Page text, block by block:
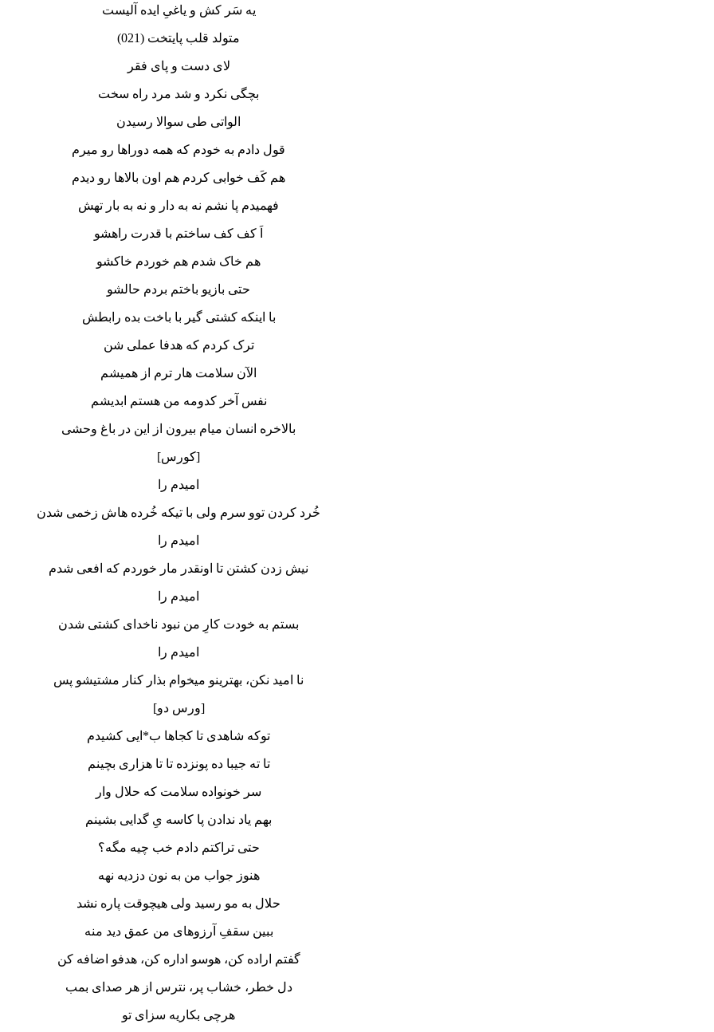
یه سَر کش و یاغیِ ایده آلیست
متولد قلب پایتخت (021)
لای دست و پای فقر
بچگی نکرد و شد مرد راه سخت
الواتی طی سوالا رسیدن
قول دادم به خودم که همه دوراها رو میرم
هم کَف خوابی کردم هم اون بالاها رو دیدم
فهمیدم پا نشم نه به دار و نه به بار تهش
اَ کف کف ساختم با قدرت راهشو
هم خاک شدم هم خوردم‌ خاکشو
حتی بازیو باختم بردم حالشو
با اینکه کشتی گیر با باخت بده رابطش
ترک کردم که هدفا‌ عملی شن
الآن سلامت هار ترم از همیشم
نفس آخر کدومه من هستم ابدیشم
بالاخره انسان میام بیرون از این در باغ وحشی
[کورس]
امیدم را
خُرد کردن توو سرم ولی با تیکه‌ خُرده‌ هاش زخمی شدن
امیدم را
نیش زدن کشتن تا اونقدر مار خوردم که افعی شدم
امیدم را
بستم به خودت کارِ من نبود ناخدای کشتی شدن
امیدم‌ را
نا امید نکن، بهترینو میخوام بذار کنار مشتیشو‌ پس
[ورس دو]
تو‌که شاهدی تا کجاها ب*ایی کشیدم
تا ته جیبا ده پونزده تا تا هزاری بچینم
سر خونواده سلامت که حلال وار
بهم یاد ندادن‌ پا کاسه یِ گدایی بشینم
حتی تراکتم دادم خب چیه مگه؟
هنوز جواب من به نون دزدیه نهه
حلال به مو رسید ولی هیچوقت پاره نشد
ببین سقفِ آرزوهای من عمق دید منه
گفتم اراده کن، هوسو اداره کن، هدفو اضافه کن
دل خطر، خشاب پر، نترس از هر صدای بمب
هرچی بکاریه سزای تو